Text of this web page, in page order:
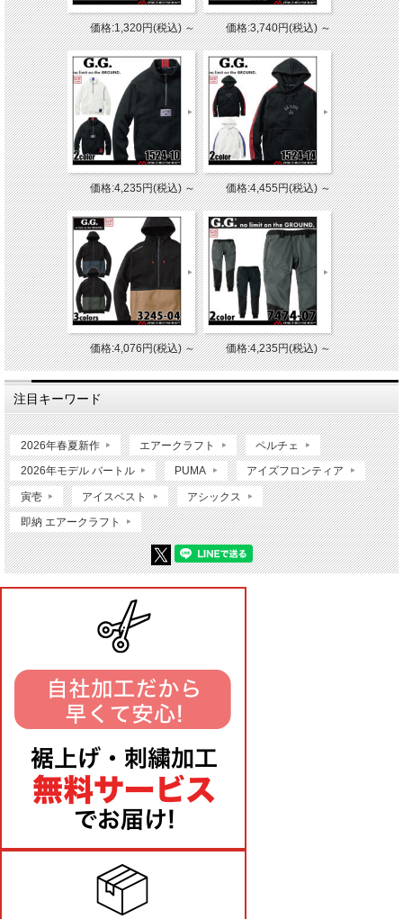
価格:1,320円(税込)～ 価格:3,740円(税込)～
価格:4,235円(税込)～ 価格:4,455円(税込)～
価格:4,076円(税込)～ 価格:4,235円(税込)～
注目キーワード
2026年春夏新作 エアークラフト ペルチェ
2026年モデル バートル PUMA アイズフロンティア
寅壱 アイスベスト アシックス
即納 エアークラフト